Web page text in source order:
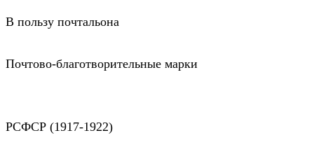
В пользу почтальона
Почтово-благотворительные марки
РСФСР (1917-1922)